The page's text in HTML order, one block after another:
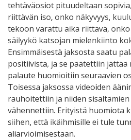
tehtäväosiot pituudeltaan
riittävän iso, onko näkyvyys,
tekoon varattu aika riittävä,
säilyykö katsojan mielenkiinto
Ensimmäisestä jaksosta saatu
positiivista, ja se päätettiin
palaute huomioitiin seuraavien
Toisessa jaksossa videoiden
rauhoitettiin ja niiden
vähennettiin. Erityistä huomiota
siihen, että ikäihmisille ei tule
aliarvioimisestaan.